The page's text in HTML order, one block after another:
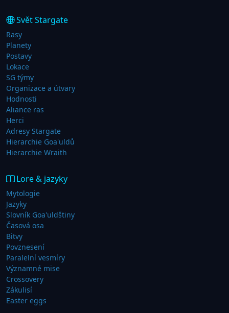
Svět Stargate
Rasy
Planety
Postavy
Lokace
SG týmy
Organizace a útvary
Hodnosti
Aliance ras
Herci
Adresy Stargate
Hierarchie Goa'uldů
Hierarchie Wraith
Lore & jazyky
Mytologie
Jazyky
Slovník Goa'uldštiny
Časová osa
Bitvy
Povznesení
Paralelní vesmíry
Významné mise
Crossovery
Zákulisí
Easter eggs